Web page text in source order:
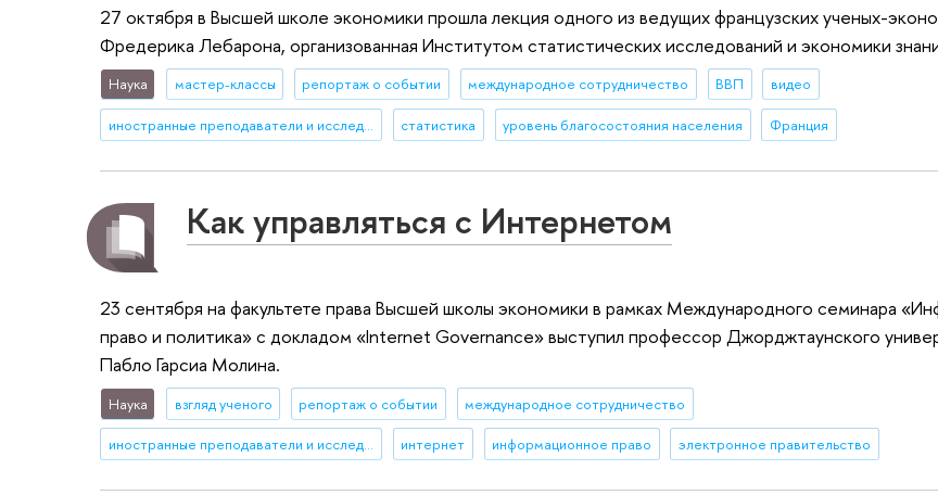
27 октября в Высшей школе экономики прошла лекция одного из ведущих французских ученых-
Фредерика Лебарона, организованная Институтом статистических исследований и экономики
Наука мастер-классы репортаж о событии международное сотрудничество ВВП видео
иностранные преподаватели и исследователи статистика уровень благосостояния населения Франция
Как управляться с Интернетом
23 сентября на факультете права Высшей школы экономики в рамках Международного семинара
право и политика» с докладом «Internet Governance» выступил профессор Джорджтаунского
Пабло Гарсиа Молина.
Наука взгляд ученого репортаж о событии международное сотрудничество
иностранные преподаватели и исследователи интернет информационное право электронное правительство